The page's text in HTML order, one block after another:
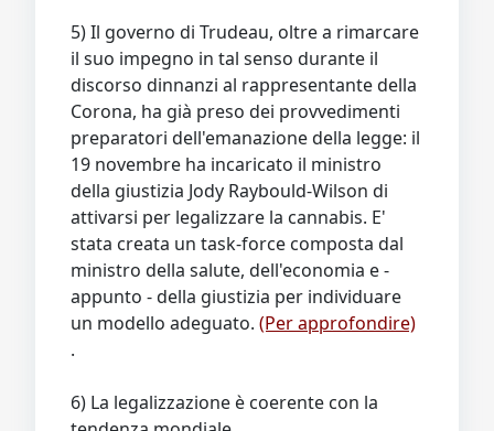
5) Il governo di Trudeau, oltre a rimarcare
il suo impegno in tal senso durante il
discorso dinnanzi al rappresentante della
Corona, ha già preso dei provvedimenti
preparatori dell'emanazione della legge: il
19 novembre ha incaricato il ministro
della giustizia Jody Raybould-Wilson di
attivarsi per legalizzare la cannabis. E'
stata creata un task-force composta dal
ministro della salute, dell'economia e -
appunto - della giustizia per individuare
un modello adeguato. (Per approfondire)
.
6) La legalizzazione è coerente con la